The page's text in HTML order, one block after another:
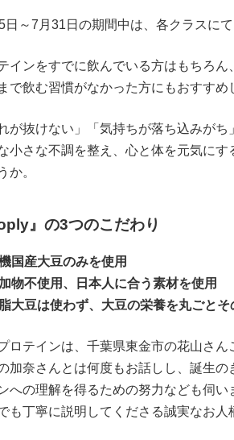
日～7月31日の期間中は、各クラスに
インをすでに飲んでいる方はもちろん、
で飲む習慣がなかった方にもおすすめ
れが抜けない」「気持ちが落ち込みが
小さな不調を整え、心と体を元気に
か。
』の3つのこだわり
国産大豆のみを使用
物不使用、日本人に合う素材を使用
大豆は使わず、大豆の栄養を丸ごと
ロテインは、千葉県東金市の花山さん
加奈さんとは何度もお話しし、誕生
への理解を得るための努力なども伺い
も丁寧に説明してくださる誠実なお人